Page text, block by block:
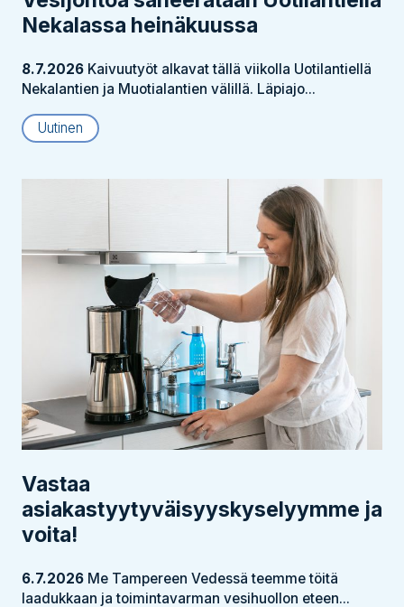
Nekalassa heinäkuussa
8.7.2026 Kaivuutyöt alkavat tällä viikolla Uotilantiellä
Nekalantien ja Muotialantien välillä. Läpiajo...
Uutinen
Vastaa
asiakastyytyväisyyskyselyymme ja
voita!
6.7.2026 Me Tampereen Vedessä teemme töitä
laadukkaan ja toimintavarman vesihuollon eteen...